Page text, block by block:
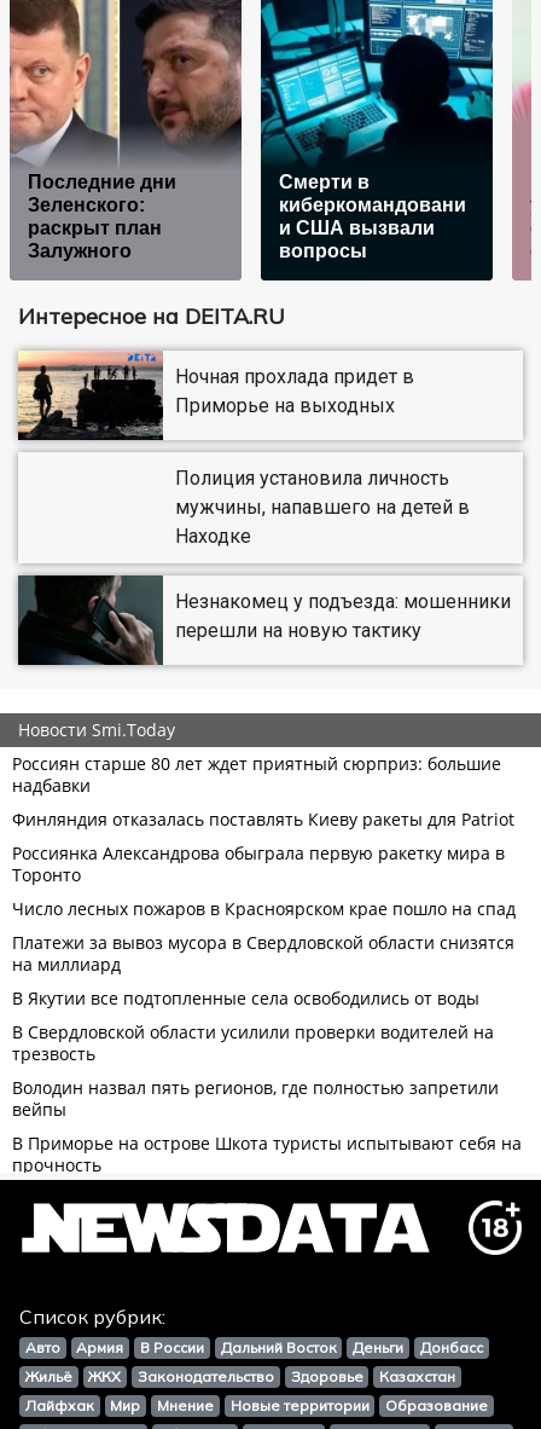
Последние дни
Зеленского:
раскрыт план
Залужного
Смерти в
киберкомандовани
и США вызвали
вопросы
Интересное на DEITA.RU
Ночная прохлада придет в
Приморье на выходных
Полиция установила личность
мужчины, напавшего на детей в
Находке
Незнакомец у подъезда: мошенники
перешли на новую тактику
Список рубрик:
Авто Армия В России Дальний Восток Деньги
Донбасс
Жильё
ЖКХ Законодательство Здоровье
Казахстан
Лайфхак
Мир Мнение Новые территории
Образование